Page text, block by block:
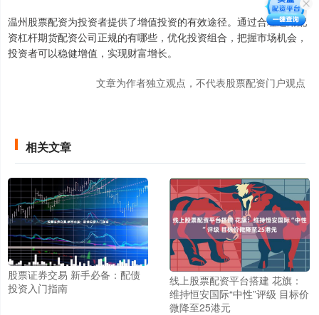
温州股票配资为投资者提供了增值投资的有效途径。通过合理运用配
资杠杆期货配资公司正规的有哪些，优化投资组合，把握市场机会，
投资者可以稳健增值，实现财富增长。
文章为作者独立观点，不代表股票配资门户观点
相关文章
股票证券交易 新手必备：配债
投资入门指南
线上股票配资平台搭建 花旗：
维持恒安国际“中性”评级 目标价
微降至25港元